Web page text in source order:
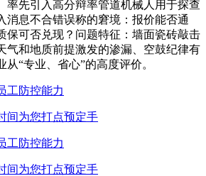
率先引入高分辩率管道机械人用于探查
消息不合错误称的窘境：报价能否通
保可否兑现？问题特征：墙面瓷砖敲击
气和地质前提激发的渗漏、空鼓纪律有
“专业、省心”的高度评价。
工防控能力
间为您打点预定手
工防控能力
间为您打点预定手